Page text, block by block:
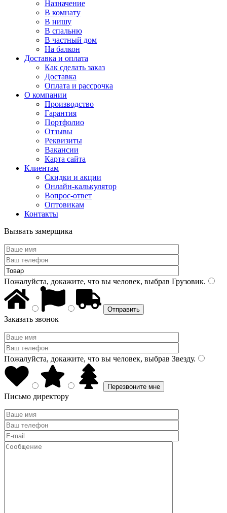
Назначение
В комнату
В нишу
В спальню
В частный дом
На балкон
Доставка и оплата
Как сделать заказ
Доставка
Оплата и рассрочка
О компании
Производство
Гарантия
Портфолио
Отзывы
Реквизиты
Вакансии
Карта сайта
Клиентам
Скидки и акции
Онлайн-калькулятор
Вопрос-ответ
Оптовикам
Контакты
Вызвать замерщика
Пожалуйста, докажите, что вы человек, выбрав Грузовик.
Заказать звонок
Пожалуйста, докажите, что вы человек, выбрав Звезду.
Письмо директору